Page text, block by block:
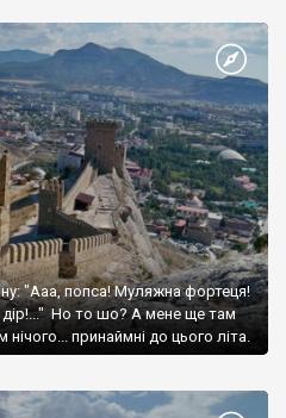
"Ааа, попса! Муляжна фортеця!
дір!..." Но то шо? А мене ще там
принаймні до цього літа.